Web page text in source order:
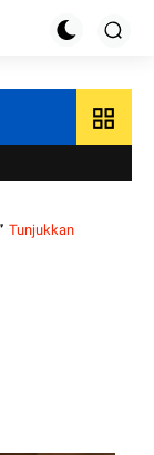
grid_view
Tunjukkan